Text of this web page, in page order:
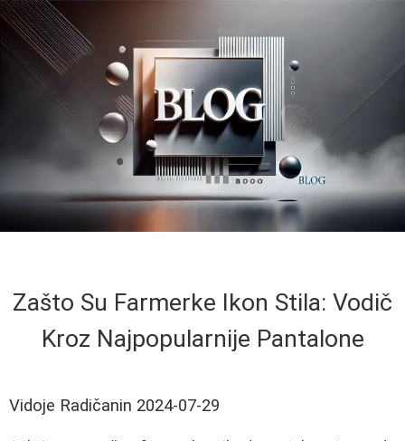
Zašto Su Farmerke Ikon Stila: Vodič
Kroz Najpopularnije Pantalone
Vidoje Radičanin 2024-07-29